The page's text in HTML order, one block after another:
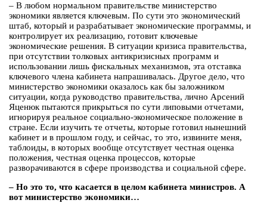
– В любом нормальном правительстве министерство
экономики является ключевым. По сути это экономический
штаб, который и разрабатывает экономические программы, и
контролирует их реализацию, готовит ключевые
экономические решения. В ситуации кризиса правительства,
при отсутствии толковых антикризисных программ и
использовании лишь фискальных механизмов, эта отставка
ключевого члена кабинета напрашивалась. Другое дело, что
министерство экономики оказалось как бы заложником
ситуации, когда руководство правительства, лично Арсений
Яценюк пытаются прикрыться по сути липовыми отчетами,
игнорируя реальное социально-экономическое положение в
стране. Если изучить те отчеты, которые готовил нынешний
кабинет и в прошлом году, и сейчас, то это, извините меня,
таблоиды, в которых вообще отсутствует честная оценка
положения, честная оценка процессов, которые
разворачиваются в сфере производства и социальной сфере.
– Но это то, что касается в целом кабинета министров. А
вот министерство экономики…